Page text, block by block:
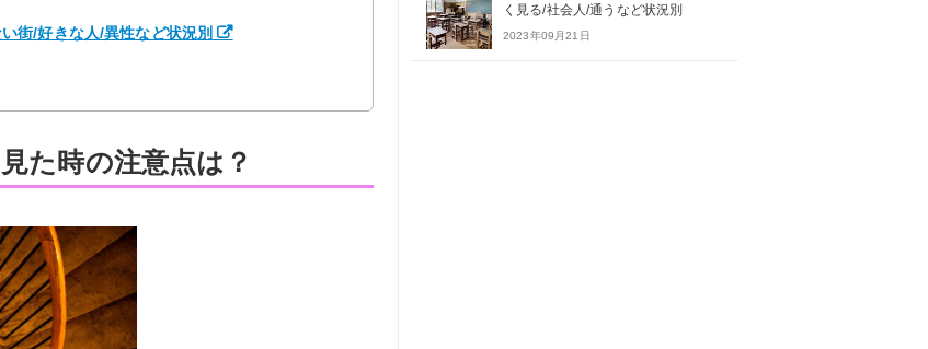
街/好きな人/異性など状況別
た時の注意点は？
く見る/社会人/通うなど状況別
2023年09月21日